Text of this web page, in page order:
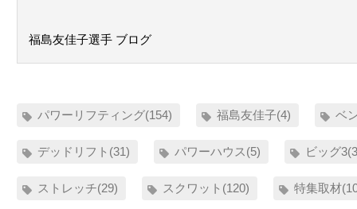
福島友佳子選手 ブログ
パワーリフティング(154) 福島友佳子(4) ベ
デッドリフト(31) パワーハウス(5) ビッグ
ストレッチ(29) スクワット(120) 特集取材